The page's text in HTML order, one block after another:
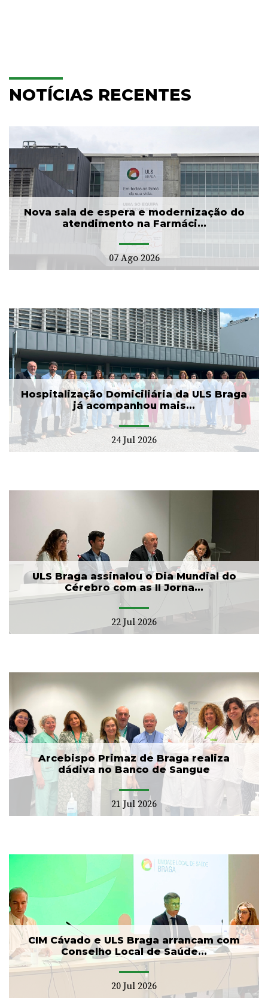
NOTÍCIAS RECENTES
Nova sala de espera e modernização do
atendimento na Farmáci...
07 Ago 2026
Hospitalização Domiciliária da ULS Braga
já acompanhou mais...
24 Jul 2026
ULS Braga assinalou o Dia Mundial do
Cérebro com as II Jorna...
22 Jul 2026
Arcebispo Primaz de Braga realiza
dádiva no Banco de Sangue
21 Jul 2026
CIM Cávado e ULS Braga arrancam com
Conselho Local de Saúde...
20 Jul 2026